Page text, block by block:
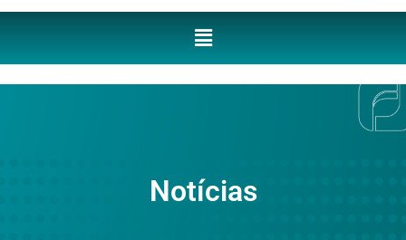
Notícias